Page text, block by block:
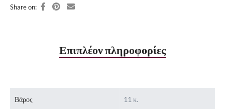
Share on:
Επιπλέον πληροφορίες
Βάρος 11 κ.